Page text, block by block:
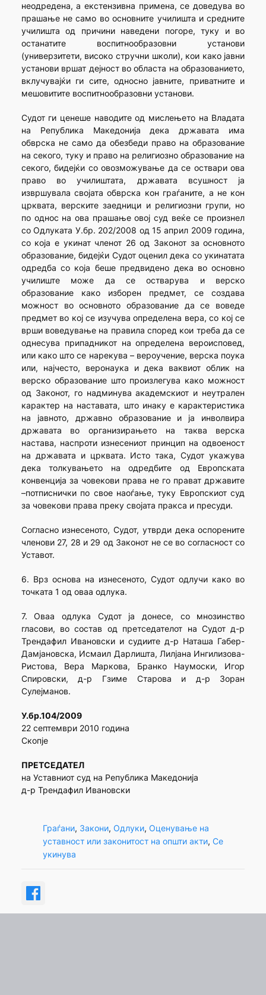
неодредена, а екстензивна примена, се доведува во
прашање не само во основните училишта и средните
училишта од причини наведени погоре, туку и во
останатите воспитнообразовни установи
(универзитети, високо стручни школи), кои како јавни
установи вршат дејност во областа на образованието,
вклучувајќи ги сите, односно јавните, приватните и
мешовитите воспитнообразовни установи.
Судот ги ценеше наводите од мислењето на Владата
на Република Македонија дека државата има
обврска не само да обезбеди право на образование
на секого, туку и право на религиозно образование на
секого, бидејќи со овозможување да се оствари ова
право во училиштата, државата всушност ја
извршувала својата обврска кон граѓаните, а не кон
црквата, верските заедници и религиозни групи, но
по однос на ова прашање овој суд веќе се произнел
со Одлуката У.бр. 202/2008 од 15 април 2009 година,
со која е укинат членот 26 од Законот за основното
образование, бидејќи Судот оценил дека со укинатата
одредба со која беше предвидено дека во основно
училиште може да се остварува и верско
образование како изборен предмет, се создава
можност во основното образование да се воведе
предмет во кој се изучува определена вера, со кој се
врши воведување на правила според кои треба да се
однесува припадникот на определена вероисповед,
или како што се нарекува – вероучение, верска поука
или, најчесто, веронаука и дека ваквиот облик на
верско образование што произлегува како можност
од Законот, го надминува академскиот и неутрален
карактер на наставата, што инаку е карактеристика
на јавното, државно образование и ја инволвира
државата во организирањето на таква верска
настава, наспроти изнесениот принцип на одвоеност
на државата и црквата. Исто така, Судот укажува
дека толкувањето на одредбите од Европската
конвенција за човекови права не го прават државите
–потписнички по свое наоѓање, туку Европскиот суд
за човекови права преку својата пракса и пресуди.
Согласно изнесеното, Судот, утврди дека оспорените
членови 27, 28 и 29 од Законот не се во согласност со
Уставот.
6. Врз основа на изнесеното, Судот одлучи како во
точката 1 од оваа одлука.
7. Оваа одлука Судот ја донесе, со мнозинство
гласови, во состав од претседателот на Судот д-р
Трендафил Ивановски и судиите д-р Наташа Габер-
Дамјановска, Исмаил Дарлишта, Лилјана Ингилизова-
Ристова, Вера Маркова, Бранко Наумоски, Игор
Спировски, д-р Гзиме Старова и д-р Зоран
Сулејманов.
У.бр.104/2009
22 септември 2010 година
Скопје
ПРЕТСЕДАТЕЛ
на Уставниот суд на Република Македонија
д-р Трендафил Ивановски
Граѓани, Закони, Одлуки, Оценување на
уставност или законитост на општи акти, Се
укинува